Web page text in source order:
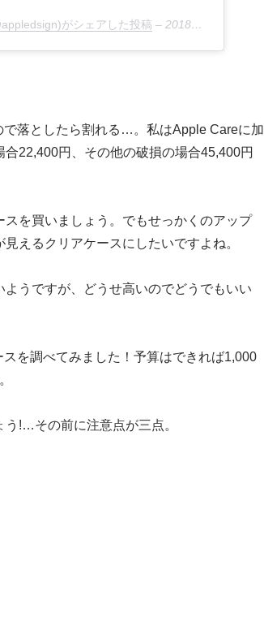
がシェアした投稿 – 2018年10月月24日午前5時18分PDT
落としたら割れる…。私はApple Careに加
22,400円、その他の破損の場合45,400円
を買いましょう。でもせっかくのアップ
えるクリアケースにしたいですよね。
うですが、どうせ高いのでどうでもいい
を調べてみました！予算はできれば1,000
!…その前に注意点が三点。